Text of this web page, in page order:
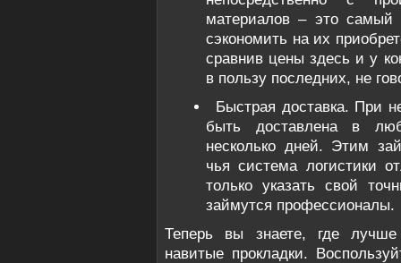
материалов – это самый
сэкономить на их
сравнив цены здесь и у
в пользу последних, не
Быстрая доставка. При
быть доставлена в
несколько дней. Этим
чья система логистики
только указать свой
займутся профессионалы.
Теперь вы знаете, где лучше
навитые прокладки.